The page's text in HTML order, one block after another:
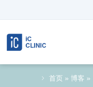
首页 » 博客 »